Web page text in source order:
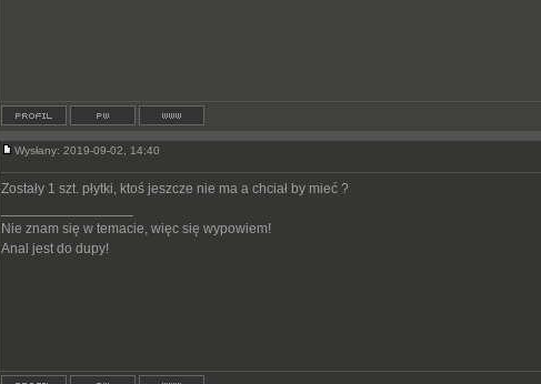
Wysłany: 2019-09-02, 14:40
Zostały 1 szt. płytki, ktoś jeszcze nie ma a chciał by mieć ?
Nie znam się w temacie, więc się wypowiem!
Anal jest do dupy!